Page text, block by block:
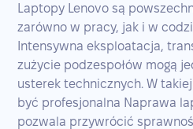
Laptopy Lenovo są
zarówno w pracy, jak i w
Intensywna eksploatacja,
zużycie podzespołów mogą
usterek technicznych. W
być profesjonalna Naprawa
pozwala przywrócić